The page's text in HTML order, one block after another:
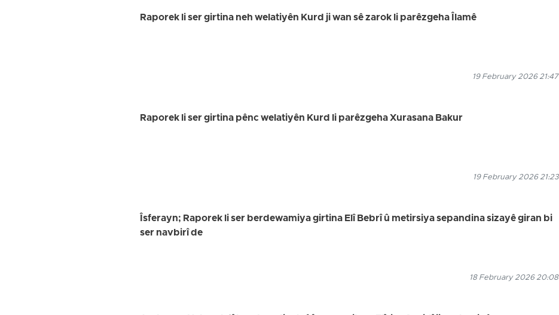
Raporek li ser girtina neh welatiyên Kurd ji wan sê zarok li parêzgeha Îlamê
19 February 2026 21:47
Raporek li ser girtina pênc welatiyên Kurd li parêzgeha Xurasana Bakur
19 February 2026 21:23
Îsferayn; Raporek li ser berdewamiya girtina Elî Bebrî û metirsiya sepandina sizayê giran bi
ser navbirî de
18 February 2026 20:08